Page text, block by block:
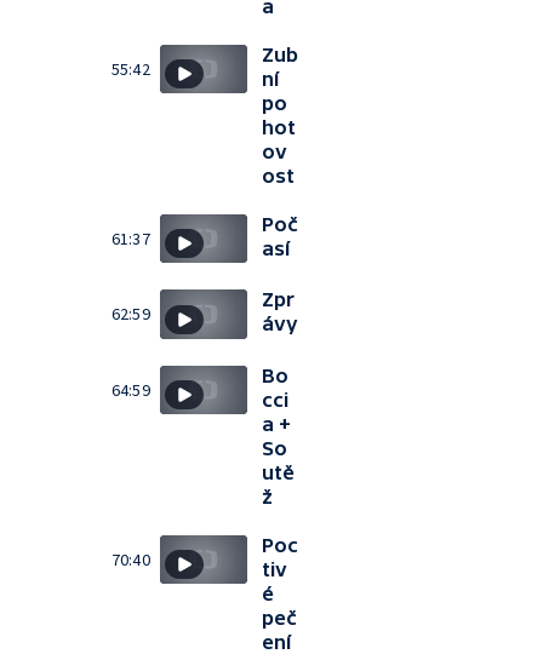
a
55:42
Zub
ní
po
hot
ov
ost
61:37
Poč
así
62:59
Zpr
ávy
64:59
Bo
cci
a +
So
utě
ž
70:40
Poc
tiv
é
peč
ení